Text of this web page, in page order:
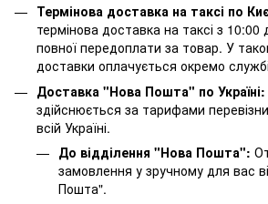
Термінова доставка на таксі по
термінова доставка на таксі з
повної передоплати за товар. У
доставки оплачується окремо
Доставка "Нова Пошта" по Україні:
здійснюється за тарифами
всій Україні.
До відділення "Нова Пошта":
замовлення у зручному для вас
Пошта".